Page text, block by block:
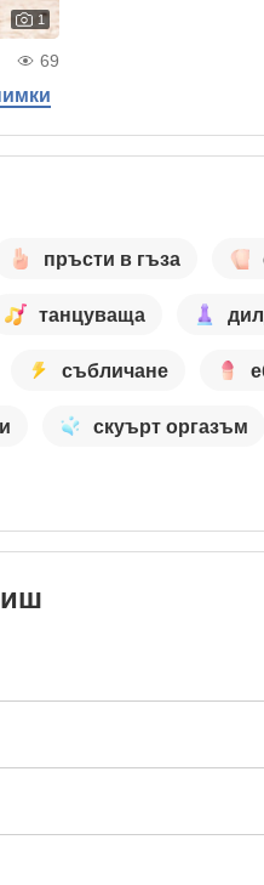
1
69
пръсти в гъза
танцуваща
събличане
скуърт оргазъм